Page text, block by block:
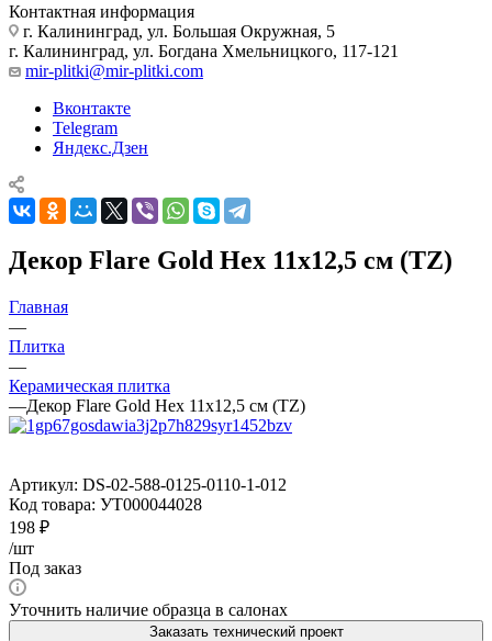
Контактная информация
г. Калининград, ул. Большая Окружная, 5
г. Калининград, ул. Богдана Хмельницкого, 117-121
mir-plitki@mir-plitki.com
Вконтакте
Telegram
Яндекс.Дзен
Декор Flare Gold Hex 11x12,5 см (TZ)
Главная
—
Плитка
—
Керамическая плитка
—Декор Flare Gold Hex 11x12,5 см (TZ)
Артикул: DS-02-588-0125-0110-1-012
Код товара: УТ000044028
198 ₽
/шт
Под заказ
Уточнить наличие образца в салонах
Заказать технический проект